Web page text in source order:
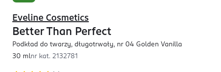
Eveline Cosmetics
Better Than Perfect
Podkład do twarzy, długotrwały, nr 04 Golden Vanilla
30 mlnr kat. 2132781